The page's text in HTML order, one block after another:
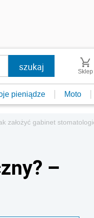
Sklep
pieniądze Moto
założyć gabinet
–